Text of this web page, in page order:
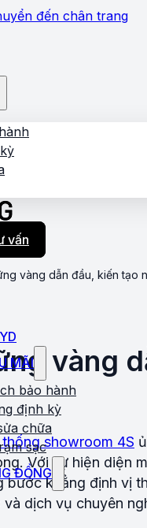
đến chân trang
vấn
MÃI
bảo hành
định kỳ
chữa
sạc
ĐỒNG
vàng dẫn đầu, kiến tạo
vàng
showroom 4S
Với sự hiện diện
bước khẳng định vị
dịch vụ chuyên